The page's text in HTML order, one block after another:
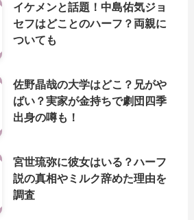
イケメンと話題！中島佑気ジョ
セフはどことのハーフ？両親に
ついても
佐野晶哉の大学はどこ？兄がや
ばい？実家が金持ちで劇団四季
出身の噂も！
宮世琉弥に彼女はいる？ハーフ
説の真相やミルク辞めた理由を
調査